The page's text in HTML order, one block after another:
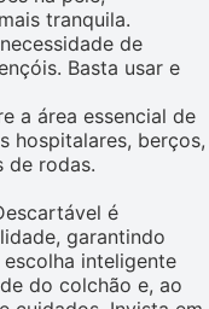
tranquila.
de
Basta usar e
a área essencial de
hospitalares, berços,
de rodas.
é
garantindo
inteligente
do colchão e, ao